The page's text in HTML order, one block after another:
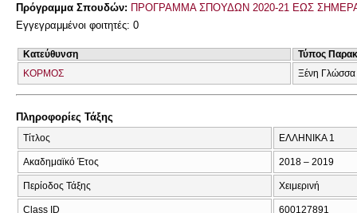
Πρόγραμμα Σπουδών: ΠΡΟΓΡΑΜΜΑ ΣΠΟΥΔΩΝ 2020-21 ΕΩΣ
Εγγεγραμμένοι φοιτητές: 0
Κατεύθυνση
Τύπος
ΚΟΡΜΟΣ
Ξένη Γλώσσα
Πληροφορίες Τάξης
Τίτλος ΕΛΛΗΝΙΚΑ 1
Ακαδημαϊκό Έτος 2018 – 2019
Περίοδος Τάξης Χειμερινή
Class ID 600127891